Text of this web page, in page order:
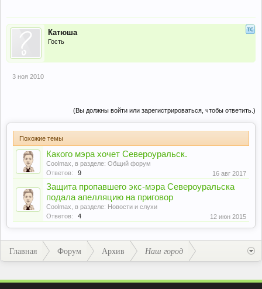
Катюша
Гость
3 ноя 2010
(Вы должны войти или зарегистрироваться, чтобы ответить.)
Похожие темы
Какого мэра хочет Североуральск.
Coolmax , в разделе: Общий форум
Ответов:
9 16 авг 2017
Защита пропавшего экс-мэра Североуральска
подала апелляцию на приговор
Coolmax , в разделе: Новости и слухи
Ответов:
4 12 июн 2015
Главная Форум Архив Наш город